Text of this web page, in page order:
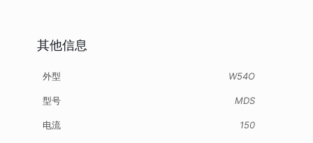
其他信息
外型 W54O
型号 MDS
电流 150